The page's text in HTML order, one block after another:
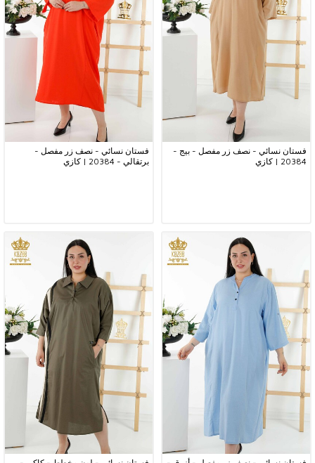
فستان نسائي - نصف زر مفصل - بيج -
20384 | كازي
فستان نسائي - نصف زر مفصل -
برتقالي - 20384 | كازي